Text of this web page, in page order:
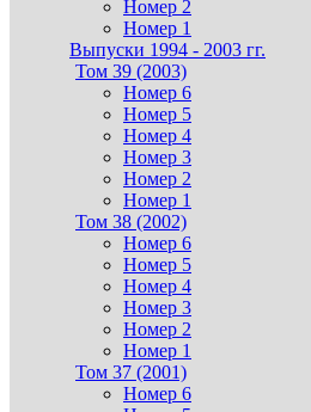
Номер 2
Номер 1
Выпуски 1994 - 2003 гг.
Том 39 (2003)
Номер 6
Номер 5
Номер 4
Номер 3
Номер 2
Номер 1
Том 38 (2002)
Номер 6
Номер 5
Номер 4
Номер 3
Номер 2
Номер 1
Том 37 (2001)
Номер 6